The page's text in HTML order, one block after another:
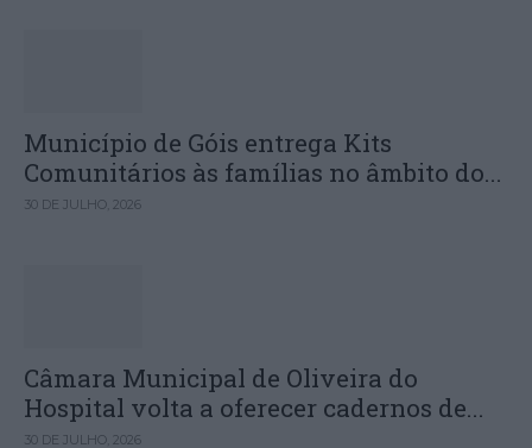
Município de Góis entrega Kits
Comunitários às famílias no âmbito do...
30 DE JULHO, 2026
Câmara Municipal de Oliveira do
Hospital volta a oferecer cadernos de...
30 DE JULHO, 2026